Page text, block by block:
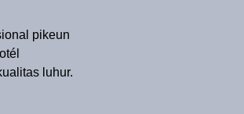
pikeun
luhur.